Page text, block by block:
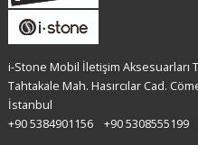
i-Stone Mobil İletişim Aksesuarları
Tahtakale Mah. Hasırcılar Cad.
İstanbul
+90 5384901156
+90 5308555199